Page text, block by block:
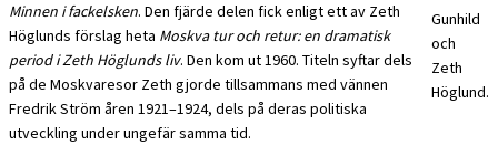
Gunhild
och
Zeth
Höglund.
Minnen i fackelsken. Den fjärde delen fick enligt ett av Zeth
Höglunds förslag heta Moskva tur och retur: en dramatisk
period i Zeth Höglunds liv. Den kom ut 1960. Titeln syftar dels
på de Moskvaresor Zeth gjorde tillsammans med vännen
Fredrik Ström åren 1921–1924, dels på deras politiska
utveckling under ungefär samma tid.